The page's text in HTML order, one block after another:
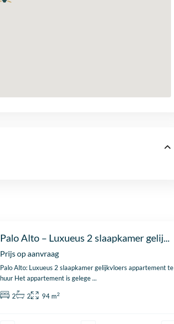
Palo Alto – Luxueus 2 slaapkamer gelij...
Prijs op aanvraag
Palo Alto: Luxueus 2 slaapkamer gelijkvloers appartement te
huur Het appartement is gelege...
2 2 94 m2